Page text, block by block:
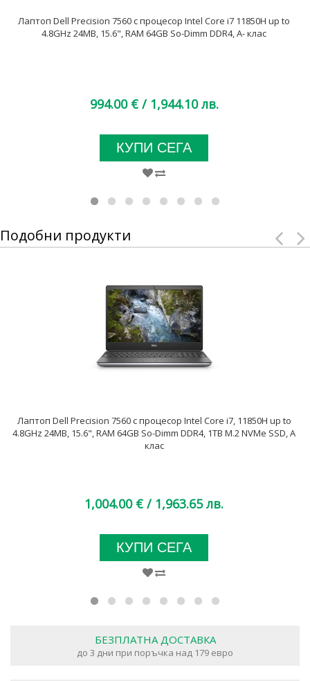
Лаптоп Dell Precision 7560 с процесор Intel Core i7 11850H up to
4.8GHz 24MB, 15.6", RAM 64GB So-Dimm DDR4, A- клас
994.00 €/ 1,944.10 лв.
КУПИ СЕГА
Подобни продукти
Лаптоп Dell Precision 7560 с процесор Intel Core i7, 11850H up to
4.8GHz 24MB, 15.6", RAM 64GB So-Dimm DDR4, 1TB M.2 NVMe SSD, A
клас
1,004.00 € / 1,963.65 лв.
КУПИ СЕГА
БЕЗПЛАТНА ДОСТАВКА
до 3 дни при поръчка над 179 евро